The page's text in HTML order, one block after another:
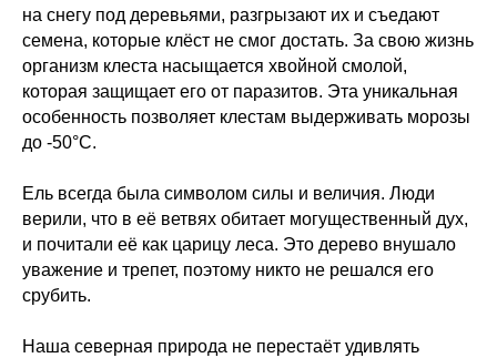
на снегу под деревьями, разгрызают их и съедают
семена, которые клёст не смог достать. За свою жизнь
организм клеста насыщается хвойной смолой,
которая защищает его от паразитов. Эта уникальная
особенность позволяет клестам выдерживать морозы
до -50°С.
Ель всегда была символом силы и величия. Люди
верили, что в её ветвях обитает могущественный дух,
и почитали её как царицу леса. Это дерево внушало
уважение и трепет, поэтому никто не решался его
срубить.
Наша северная природа не перестаёт удивлять